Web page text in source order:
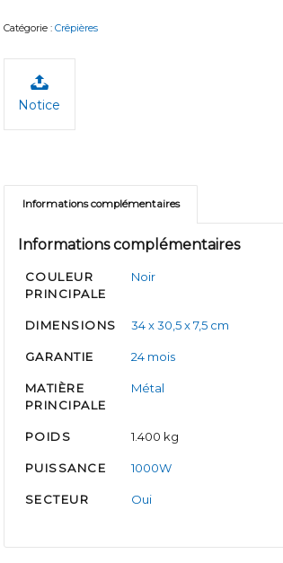
Catégorie : Crêpières
Notice
Informations complémentaires
Informations complémentaires
COULEUR
PRINCIPALE
Noir
DIMENSIONS 34 x 30,5 x 7,5 cm
GARANTIE 24 mois
MATIÈRE
PRINCIPALE
Métal
POIDS 1.400 kg
PUISSANCE 1000W
SECTEUR Oui